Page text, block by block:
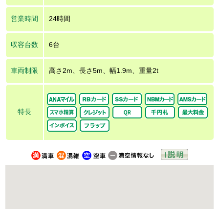
営業時間 24時間
収容台数 6台
車両制限 高さ2m、長さ5m、幅1.9m、重量2t
特長